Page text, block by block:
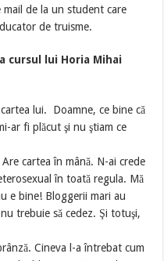
de la un student care
de truisme.
cursul lui Horia Mihai
lui. Doamne, ce bine că
ar fi plăcut şi nu ştiam ce
cartea în mână. N-ai crede
în toată regula. Mă
e bine! Bloggerii mari au
trebuie să cedez. Şi totuşi,
Cineva l-a întrebat cum